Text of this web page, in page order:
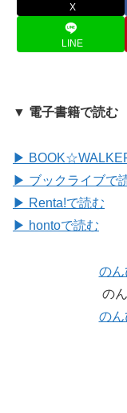
X
LINE
▼ 電子書籍で読む
▶
▶ ブックライブで
▶ Renta!で読む
▶ hontoで読む
の
の
の